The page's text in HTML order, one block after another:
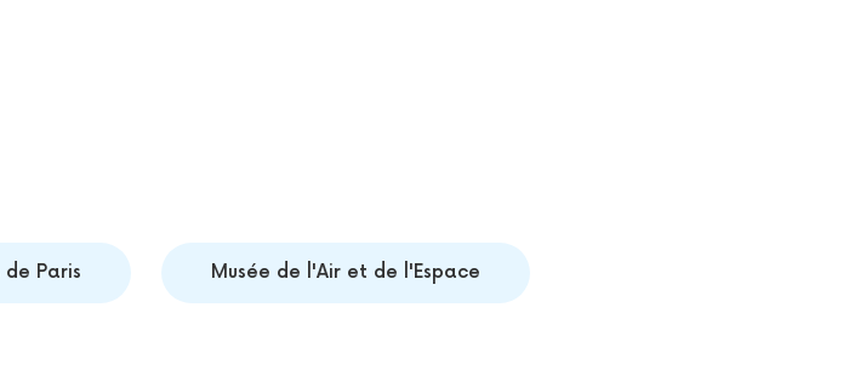
de Paris Musée de l'Air et de l'Espace